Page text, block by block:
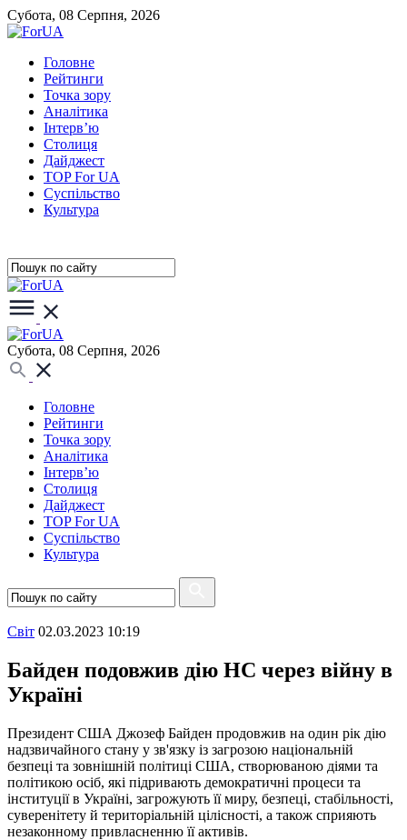
Субота, 08 Серпня, 2026
Головне
Рейтинги
Точка зору
Аналітика
Інтерв’ю
Столиця
Дайджест
TOP For UA
Суспiльство
Культура
Субота, 08 Серпня, 2026
Головне
Рейтинги
Точка зору
Аналітика
Інтерв’ю
Столиця
Дайджест
TOP For UA
Суспiльство
Культура
Свiт 02.03.2023 10:19
Байден подовжив дію НС через війну в
Україні
Президент США Джозеф Байден продовжив на один рік дію
надзвичайного стану у зв'язку із загрозою національній
безпеці та зовнішній політиці США, створюваною діями та
політикою осіб, які підривають демократичні процеси та
інституції в Україні, загрожують її миру, безпеці, стабільності,
суверенітету й територіальній цілісності, а також сприяють
незаконному привласненню її активів.